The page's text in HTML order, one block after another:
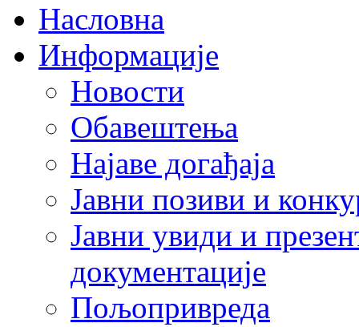
Насловна
Информације
Новости
Обавештења
Најаве догађаја
Јавни позиви и
Јавни увиди и
документације
Пољопривреда